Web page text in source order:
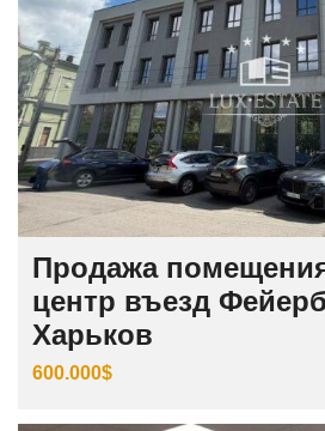
Продажа
центр въезд
Харьков
600.000$